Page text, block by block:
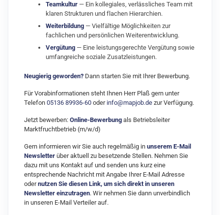
Teamkultur — Ein kollegiales, verlässliches Team mit
klaren Strukturen und flachen Hierarchien.
Weiterbildung — Vielfältige Möglichkeiten zur
fachlichen und persönlichen Weiterentwicklung.
Vergütung — Eine leistungsgerechte Vergütung sowie
umfangreiche soziale Zusatzleistungen.
Neugierig geworden? Dann starten Sie mit Ihrer Bewerbung.
Für Vorabinformationen steht Ihnen Herr Plaß gern unter
Telefon 05136 89936-60 oder info@mapjob.de zur Verfügung.
Jetzt bewerben: Online-Bewerbung als Betriebsleiter
Marktfruchtbetrieb (m/w/d)
Gern informieren wir Sie auch regelmäßig in unserem E-Mail
Newsletter über aktuell zu besetzende Stellen. Nehmen Sie
dazu mit uns Kontakt auf und senden uns kurz eine
entsprechende Nachricht mit Angabe Ihrer E-Mail Adresse
odernutzen Sie diesen Link, um sich direkt in unseren
Newsletter einzutragen. Wir nehmen Sie dann unverbindlich
in unseren E-Mail Verteiler auf.